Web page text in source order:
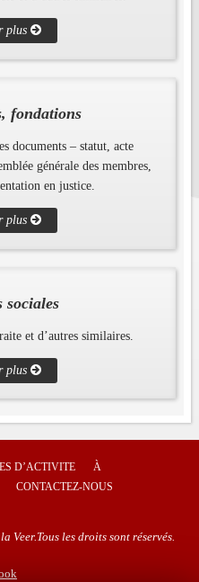
plus
fondations
documents – statut, acte
générale des membres,
en justice.
plus
sociales
et d’autres similaires.
plus
D’ACTIVITE
À
CONTACTEZ-NOUS
les droits sont réservés.